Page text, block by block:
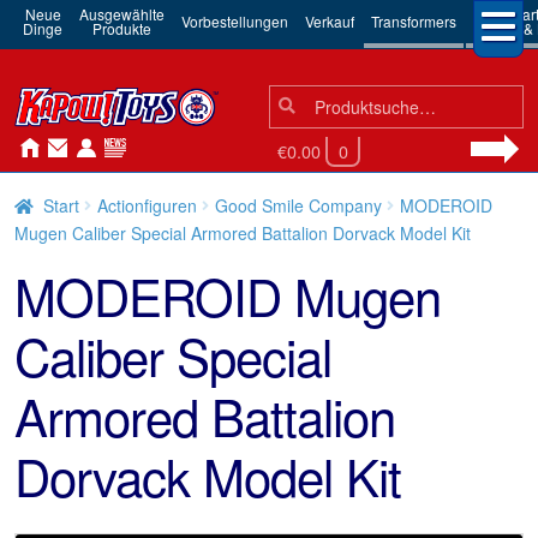
Neue
Dinge
Ausgewählte
Produkte Vorbestellungen Verkauf Transformers 3rd
Robots
Suchen
nach:
Suche
€0.00 0
Start Actionfiguren Good Smile Company
MODEROID
Mugen Caliber Special Armored Battalion Dorvack Model Kit
MODEROID Mugen
Caliber Special
Armored Battalion
Dorvack Model Kit